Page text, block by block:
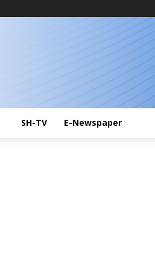
SH-TV E-Newspaper